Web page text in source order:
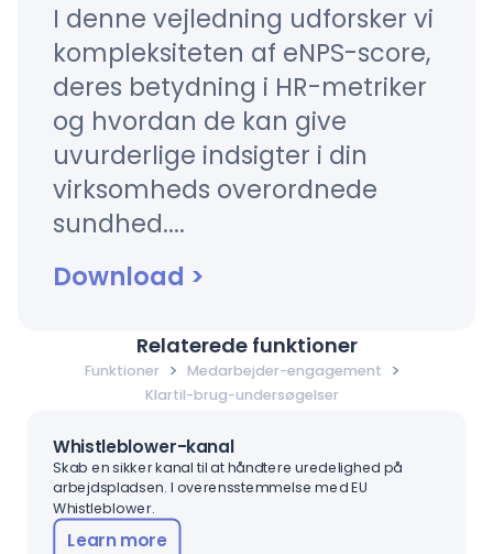
I denne vejledning udforsker vi
kompleksiteten af eNPS-score,
deres betydning i HR-metriker
og hvordan de kan give
uvurderlige indsigter i din
virksomheds overordnede
sundhed....
Download >
Relaterede funktioner
Funktioner > Medarbejder-engagement >
Klartil-brug-undersøgelser
Whistleblower-kanal
Skab en sikker kanal til at håndtere uredelighed på
arbejdspladsen. I overensstemmelse med EU
Whistleblower.
Learn more